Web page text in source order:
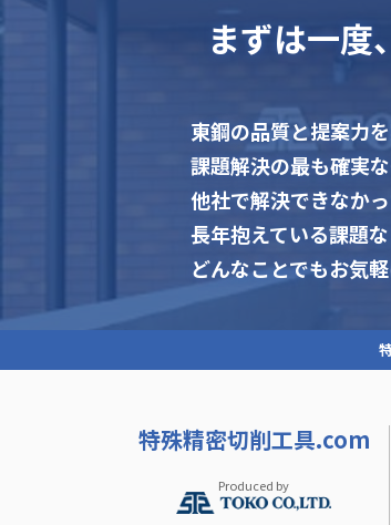
まずは一度
東鋼の品質と提案力
課題解決の最も確実な
他社で解決できなかっ
長年抱えている課題な
どんなことでもお気
特殊精密切削工具.com
Produced by